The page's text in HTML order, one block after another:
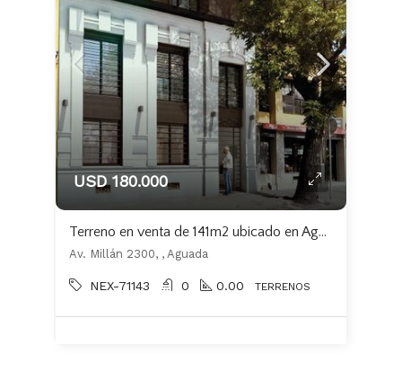
USD 180.000
Terreno en venta de 141m2 ubicado en Aguada
Av. Millán 2300, , Aguada
NEX-71143 0 0.00 TERRENOS